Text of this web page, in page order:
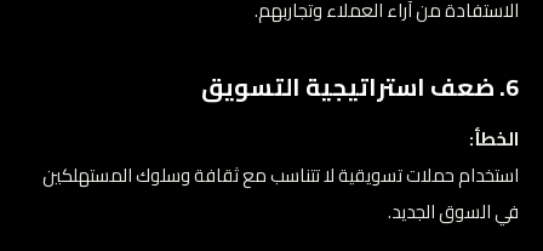
الاستفادة من آراء العملاء وتجاربهم.
6. ضعف استراتيجية التسويق
الخطأ:
استخدام حملات تسويقية لا تتناسب مع ثقافة وسلوك المستهلكين
في السوق الجديد.